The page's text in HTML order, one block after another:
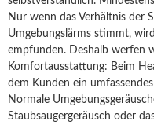
Nur wenn das Verhältnis der
Umgebungslärms stimmt,
empfunden. Deshalb werfen
Komfortausstattung: Beim
dem Kunden ein
Normale
Staubsaugergeräusch oder